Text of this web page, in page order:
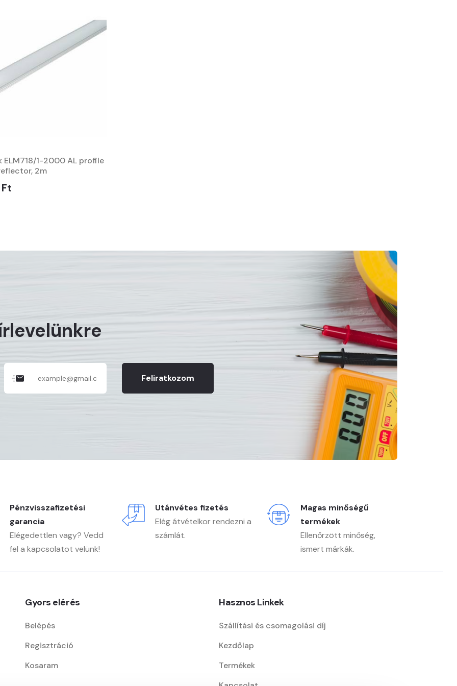
ELM718/1-2000 AL profile
2m
Ft
Feliratkozom
Pénzvisszafizetési
garancia
Elégedettlen vagy? Vedd
fel a kapcsolatot velünk!
Utánvétes fizetés
Elég átvételkor rendezni a
számlát.
Magas minőségű
termékek
Ellenőrzött minőség,
ismert márkák.
Gyors elérés
Belépés
Regisztráció
Kosaram
Hasznos Linkek
Szállítási és csomagolási díj
Kezdőlap
Termékek